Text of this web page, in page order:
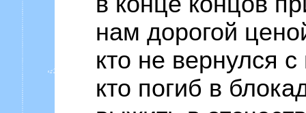
нам дорогой
кто не вернулся
кто погиб в